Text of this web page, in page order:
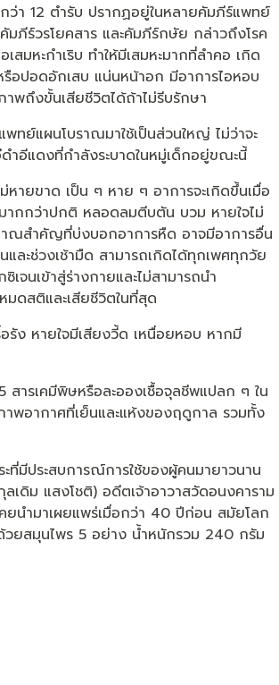
กว่า 12 ตำรับ ปรากฏอยู่ในหลายคัมภีร์แพทย์
ภีร์วรโยคสาร และคัมภีร์กษัย กล่าวถึงโรค
หะกําเริบ ทำให้มีเสมหะมากที่ลำคอ เกิด
รือปอดอักเสบ แน่นหน้าอก มีอาการไอหอบ
าพถึงขั้นเสียชีวิตได้ถ้าไม่รีบรักษา
ทย์แผนโบราณมาใช้เป็นส่วนใหญ่ ไม่ว่าจะ
อีแดงที่กำลังระบาดในหมู่เด็กอยู่ขณะนี้
ายขาด เป็น ๆ หาย ๆ อาการจะเกิดขึ้นเมื่อ
ากกว่าปกติ หลอดลมตีบตัน บวม หายใจไม่
ณสำคัญที่บ่งบอกอาการหืด อาจมีอาการอื่น
ละช่วงเช้ามืด สามารถเกิดได้ทุกเพศทุกวัย
เจนเข้าสู่ร่างกายและไม่สามารถนำ
ดสติและเสียชีวิตในที่สุด
ง หายใจมีเสียงวี้ด เหนื่อยหอบ หากมี
ารเคมีพิษหรือละอองเชื้อจุลชีพแปลก ๆ ใน
พอากาศที่เย็นและแห้งของฤดูกาล รวมทั้ง
มีประสบการณ์การใช้ของผู้คนมายาวนาน
เดิม แสงโชติ) อดีตเจ้าอาวาสวัดอนงคาราม
ยนำมาเผยแพร่เมื่อกว่า 40 ปีก่อน สมัยโลก
วยสมุนไพร 5 อย่าง น้ำหนักรวม 240 กรัม